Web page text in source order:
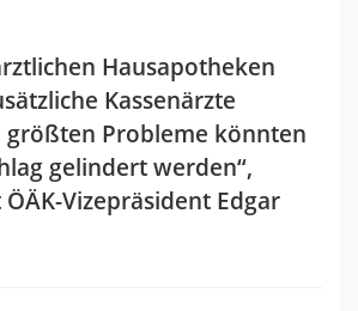
Hausapotheken
Kassenärzte
größten Probleme könnten
gelindert werden“,
Vizepräsident Edgar